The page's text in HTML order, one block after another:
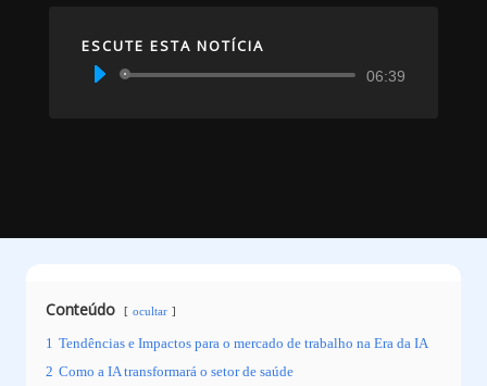
ESCUTE ESTA NOTÍCIA
Tocador
06:39
Conteúdo ocultar
1 Tendências e Impactos para o mercado de trabalho na Era da IA
2 Como a IA transformará o setor de saúde